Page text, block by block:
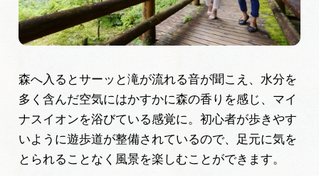
森へ入るとサーッと滝が流れる音が聞こえ、水分を
多く含んだ空気にはかすかに森の香りを感じ、マイ
ナスイオンを浴びている感覚に。初心者が歩きやす
いように遊歩道が整備されているので、足元に気を
とられることなく風景を楽しむことができます。